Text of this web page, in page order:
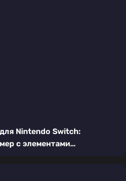
Nintendo Switch:
с элементами